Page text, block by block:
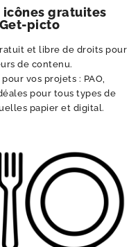
gratuites
picto
et libre de droits pour
de contenu.
vos projets : PAO,
pour tous types de
papier et digital.